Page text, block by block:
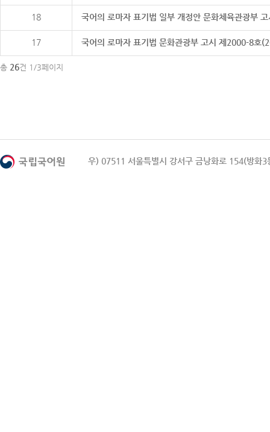
18 국어의 로마자 표기법 일부 개정안 문화체육관광부
17 국어의 로마자 표기법 문화관광부 고시 제2000-8호
총 26건 1/3페이지
우) 07511 서울특별시 강서구 금낭화로 154(방화3